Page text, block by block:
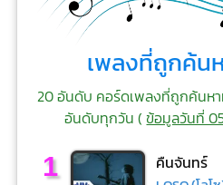
เพลงที่ถูกค้น
20 อันดับ คอร์ดเพลงที่ถูกค้นห
อันดับทุกวัน (ข้อมูลวันที่
1 คืนจันทร์